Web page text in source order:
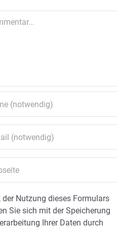
der Nutzung dieses Formulars
Sie sich mit der Speicherung
Ihrer Daten durch